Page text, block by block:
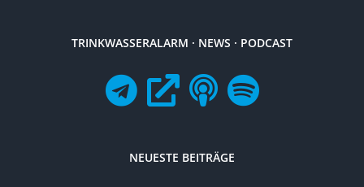
TRINKWASSERALARM · NEWS · PODCAST
NEUESTE BEITRÄGE